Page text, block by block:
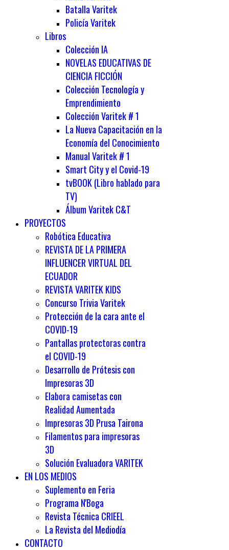
Batalla Varitek
Policía Varitek
Libros
Colección IA
NOVELAS EDUCATIVAS DE
CIENCIA FICCIÓN
Colección Tecnología y
Emprendimiento
Colección Varitek # 1
La Nueva Capacitación en la
Economía del Conocimiento
Manual Varitek # 1
Smart City y el Covid-19
tvBOOK (Libro hablado para
TV)
Álbum Varitek C&T
PROYECTOS
Robótica Educativa
REVISTA DE LA PRIMERA
INFLUENCER VIRTUAL DEL
ECUADOR
REVISTA VARITEK KIDS
Concurso Trivia Varitek
Protección de la cara ante el
COVID-19
Pantallas protectoras contra
el COVID-19
Desarrollo de Prótesis con
Impresoras 3D
Elabora camisetas con
Realidad Aumentada
Impresoras 3D Prusa Tairona
Filamentos para impresoras
3D
Solución Evaluadora VARITEK
EN LOS MEDIOS
Suplemento en Feria
Programa N'Boga
Revista Técnica CRIEEL
La Revista del Mediodía
CONTACTO